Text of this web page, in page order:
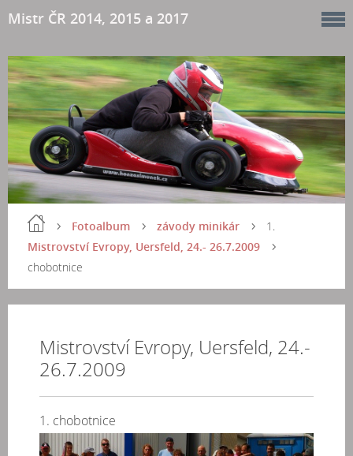
Mistr ČR 2014, 2015 a 2017
Fotoalbum
závody minikár
Mistrovství Evropy, Uersfeld, 24.- 26.7.2009
1.
chobotnice
Mistrovství Evropy, Uersfeld, 24.-
26.7.2009
1. chobotnice